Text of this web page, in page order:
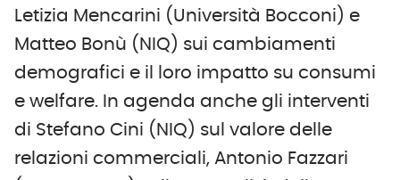
Letizia Mencarini (Università Bocconi) e
Matteo Bonù (NIQ) sui cambiamenti
demografici e il loro impatto su consumi
e welfare. In agenda anche gli interventi
di Stefano Cini (NIQ) sul valore delle
relazioni commerciali, Antonio Fazzari